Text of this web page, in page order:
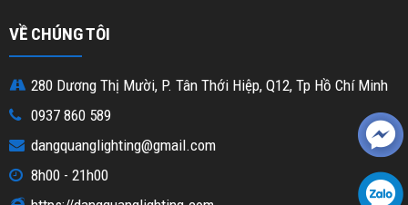
VỀ CHÚNG TÔI
280 Dương Thị Mười, P. Tân Thới Hiệp, Q12, Tp Hồ Chí Minh
0937 860 589
dangquanglighting@gmail.com
8h00 - 21h00